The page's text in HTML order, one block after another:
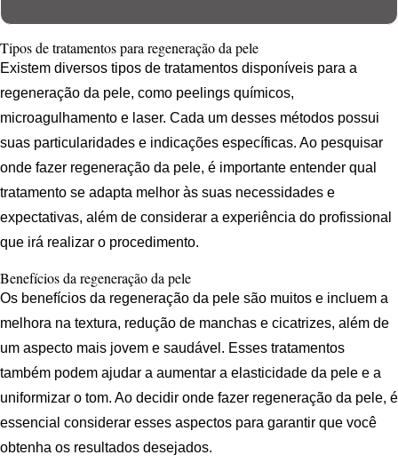
Tipos de tratamentos para regeneração da pele
Existem diversos tipos de tratamentos disponíveis para a
regeneração da pele, como peelings químicos,
microagulhamento e laser. Cada um desses métodos possui
suas particularidades e indicações específicas. Ao pesquisar
onde fazer regeneração da pele, é importante entender qual
tratamento se adapta melhor às suas necessidades e
expectativas, além de considerar a experiência do profissional
que irá realizar o procedimento.
Benefícios da regeneração da pele
Os benefícios da regeneração da pele são muitos e incluem a
melhora na textura, redução de manchas e cicatrizes, além de
um aspecto mais jovem e saudável. Esses tratamentos
também podem ajudar a aumentar a elasticidade da pele e a
uniformizar o tom. Ao decidir onde fazer regeneração da pele, é
essencial considerar esses aspectos para garantir que você
obtenha os resultados desejados.